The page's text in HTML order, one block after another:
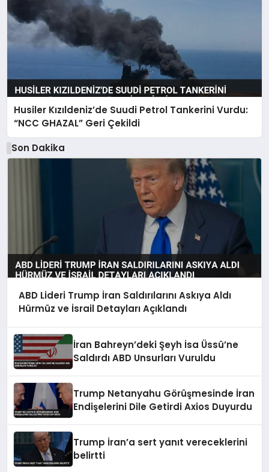
Husiler Kızıldeniz’de Suudi Petrol Tankerini Vurdu:
“NCC GHAZAL” Geri Çekildi
Son Dakika
ABD Lideri Trump İran Saldırılarını Askıya Aldı
Hürmüz ve İsrail Detayları Açıklandı
İran Bahreyn’deki Şeyh İsa Üssü’ne
Saldırdı ABD Unsurları Vuruldu
Trump Netanyahu Görüşmesinde İran
Endişelerini Dile Getirdi Axios Duyurdu
Trump İran’a sert yanıt vereceklerini
belirtti